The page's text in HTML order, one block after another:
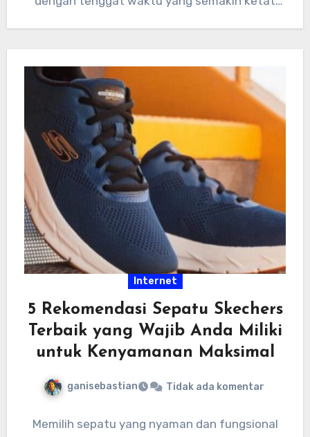
Internet
5 Rekomendasi Sepatu Skechers
Terbaik yang Wajib Anda Miliki
untuk Kenyamanan Maksimal
ganisebastian Tidak ada komentar
Memilih sepatu yang nyaman dan fungsional